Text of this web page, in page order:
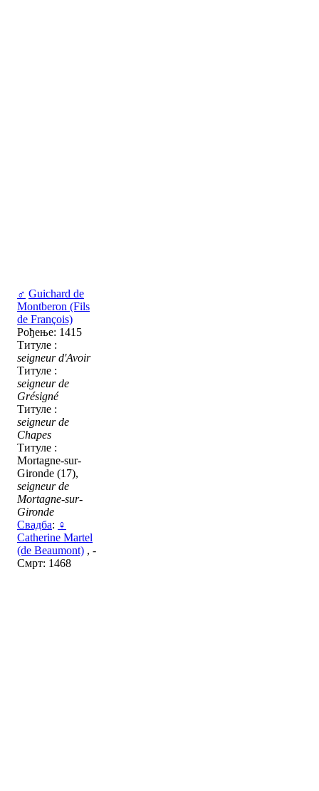
♂ Guichard de
Montberon (Fils
de François)
Рођење: 1415
Титуле :
seigneur d'Avoir
Титуле :
seigneur de
Grésigné
Титуле :
seigneur de
Chapes
Титуле :
Mortagne-sur-
Gironde (17),
seigneur de
Mortagne-sur-
Gironde
Свадба: ♀
Catherine Martel
(de Beaumont) , -
Смрт: 1468